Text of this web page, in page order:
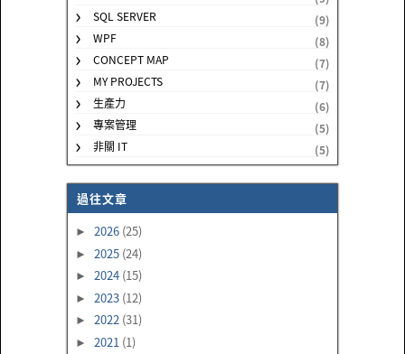
SQL SERVER
(9)
WPF
(8)
CONCEPT MAP
(7)
MY PROJECTS
(7)
生產力
(6)
專案管理
(5)
非關 IT
(5)
過往文章
► 2026 (25)
► 2025 (24)
► 2024 (15)
► 2023 (12)
► 2022 (31)
► 2021 (1)